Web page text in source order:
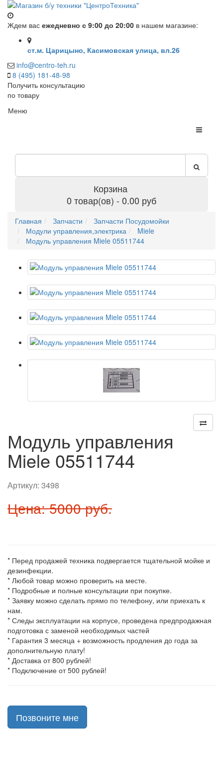
Ждем вас ежедневно с 9:00 до 20:00 в нашем магазине:
ст.м. Царицыно, Касимовская улица, вл.26
info@centro-teh.ru
8 (495) 181-48-98
Получить консультацию
по товару
Меню
Корзина
0 товар(ов) - 0.00 руб
Главная Запчасти
Запчасти Посудомойки
Модули управления,электрика
Miele
Модуль управления Miele 05511744
Модуль управления
Miele 05511744
Артикул: 3498
Цена: 5000 руб.
* Перед продажей техника подвергается тщательной мойке и
дезинфекции.
* Любой товар можно проверить на месте.
* Подробные и полные консультации при покупке.
* Заявку можно сделать прямо по телефону, или приехать к
нам.
* Следы эксплуатации на корпусе, проведена предпродажная
подготовка с заменой необходимых частей
* Гарантия 3 месяца + возможность продления до года за
дополнительную плату!
* Доставка от 800 рублей!
* Подключение от 500 рублей!
Позвоните мне